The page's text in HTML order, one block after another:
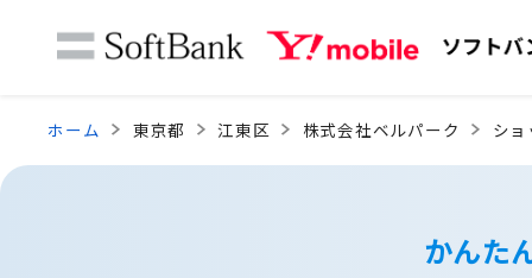
ホーム 東京都 江東区 株式会社ベルパーク シ
かんた